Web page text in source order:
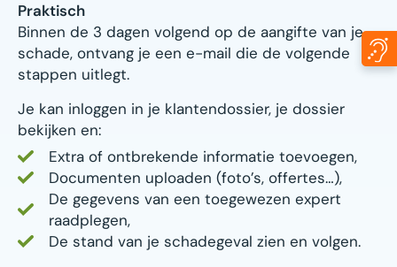
Praktisch
Binnen de 3 dagen volgend op de aangifte van je
schade, ontvang je een e-mail die de volgende
stappen uitlegt.
Je kan inloggen in je klantendossier, je dossier
bekijken en:
Extra of ontbrekende informatie toevoegen,
Documenten uploaden (foto’s, offertes…),
De gegevens van een toegewezen expert
raadplegen,
De stand van je schadegeval zien en volgen.